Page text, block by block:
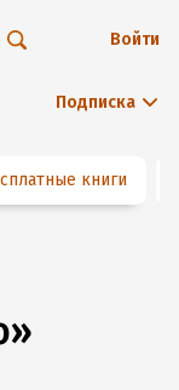
Подписка
Войти
книги